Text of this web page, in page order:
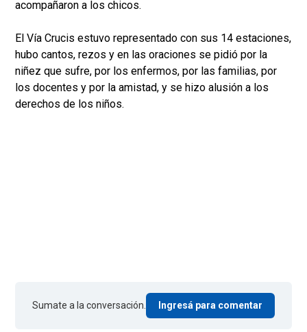
acompañaron a los chicos.
El Vía Crucis estuvo representado con sus 14 estaciones,
hubo cantos, rezos y en las oraciones se pidió por la
niñez que sufre, por los enfermos, por las familias, por
los docentes y por la amistad, y se hizo alusión a los
derechos de los niños.
Sumate a la conversación. Ingresá para comentar